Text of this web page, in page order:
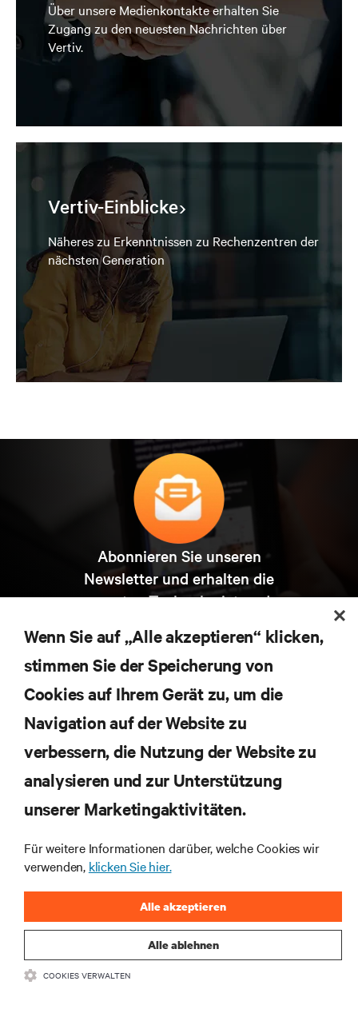
Über unsere Medienkontakte erhalten Sie
Zugang zu den neuesten Nachrichten über
Vertiv.
Vertiv-Einblicke
Näheres zu Erkenntnissen zu Rechenzentren der
nächsten Generation
Abonnieren Sie unseren
Newsletter und erhalten die
neuesten Technologietrends
Themen der Branche, mit aktuellen Diskussionen und
Infrastrukturmanagement.
jetzt anmelden
RESSOURCEN
UNTERNEHMEN
BLEIBEN SIE MIT UNS IN KONTAKT
Wenn Sie auf „Alle akzeptieren“ klicken,
stimmen Sie der Speicherung von
Cookies auf Ihrem Gerät zu, um die
Navigation auf der Website zu
verbessern, die Nutzung der Website zu
analysieren und zur Unterstützung
unserer Marketingaktivitäten.
Für weitere Informationen darüber, welche Cookies wir
verwenden, klicken Sie hier.
Alle ablehnen
Alle akzeptieren
COOKIES VERWALTEN